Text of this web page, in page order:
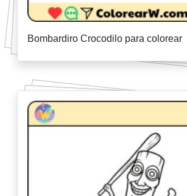
Bombardiro Crocodilo para colorear